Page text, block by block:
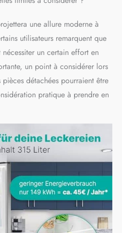
une allure moderne à
utilisateurs remarquent que
nécessiter un certain effort en
un point à considérer lors
détachées pourraient être
pratique à prendre en